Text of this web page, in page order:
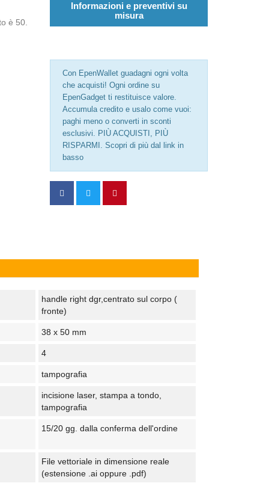
è 50.
Informazioni e preventivi su
misura
Con EpenWallet guadagni ogni volta
che acquisti! Ogni ordine su
EpenGadget ti restituisce valore.
Accumula credito e usalo come vuoi:
paghi meno o converti in sconti
esclusivi. PIÙ ACQUISTI, PIÙ
RISPARMI. Scopri di più dal link in
basso
handle right dgr,centrato sul corpo (
fronte)
38 x 50 mm
4
tampografia
incisione laser, stampa a tondo,
tampografia
15/20 gg. dalla conferma dell'ordine
File vettoriale in dimensione reale
(estensione .ai oppure .pdf)